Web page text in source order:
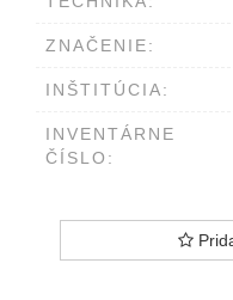
ZNAČENIE:
INŠTITÚCIA:
INVENTÁRNE
ČÍSLO: